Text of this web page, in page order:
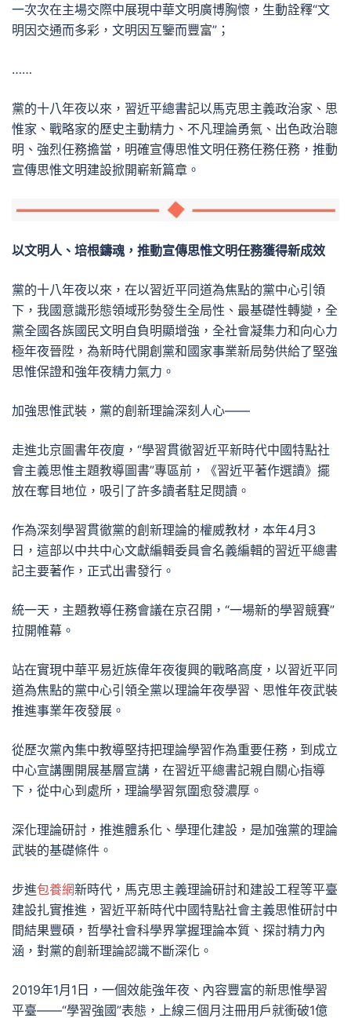
一次次在主場交際中展現中華文明廣博胸懷，生動詮釋“文
明因交通而多彩，文明因互鑒而豐富”；
……
黨的十八年夜以來，習近平總書記以馬克思主義政治家、思
惟家、戰略家的歷史主動精力、不凡理論勇氣、出色政治聰
明、強烈任務擔當，明確宣傳思惟文明任務任務任務，推動
宣傳思惟文明建設掀開嶄新篇章。
以文明人、培根鑄魂，推動宣傳思惟文明任務獲得新成效
黨的十八年夜以來，在以習近平同道為焦點的黨中心引領
下，我國意識形態領域形勢發生全局性、最基礎性轉變，全
黨全國各族國民文明自負明顯增強，全社會凝集力和向心力
極年夜晉陞，為新時代開創黨和國家事業新局勢供給了堅強
思惟保證和強年夜精力氣力。
加強思惟武裝，黨的創新理論深刻人心——
走進北京圖書年夜廈，“學習貫徹習近平新時代中國特點社
會主義思惟主題教導圖書”專區前，《習近平著作選讀》擺
放在奪目地位，吸引了許多讀者駐足閱讀。
作為深刻學習貫徹黨的創新理論的權威教材，本年4月3
日，這部以中共中心文獻編輯委員會名義編輯的習近平總書
記主要著作，正式出書發行。
統一天，主題教導任務會議在京召開，“一場新的學習競賽”
拉開帷幕。
站在實現中華平易近族偉年夜復興的戰略高度，以習近平同
道為焦點的黨中心引領全黨以理論年夜學習、思惟年夜武裝
推進事業年夜發展。
從歷次黨內集中教導堅持把理論學習作為重要任務，到成立
中心宣講團開展基層宣講，在習近平總書記親自關心指導
下，從中心到處所，理論學習氛圍愈發濃厚。
深化理論研討，推進體系化、學理化建設，是加強黨的理論
武裝的基礎條件。
步進包養網新時代，馬克思主義理論研討和建設工程等平臺
建設扎實推進，習近平新時代中國特點社會主義思惟研討中
間結果豐碩，哲學社會科學界掌握理論本質、探討精力內
涵，對黨的創新理論認識不斷深化。
2019年1月1日，一個效能強年夜、內容豐富的新思惟學習
平臺——“學習強國”表態，上線三個月注冊用戶就衝破1億